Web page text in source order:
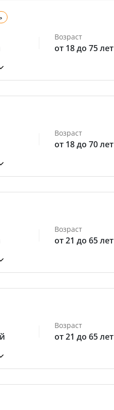
Возраст
от 18 до 75 лет
Возраст
от 18 до 70 лет
Возраст
от 21 до 65 лет
Возраст
от 21 до 65 лет